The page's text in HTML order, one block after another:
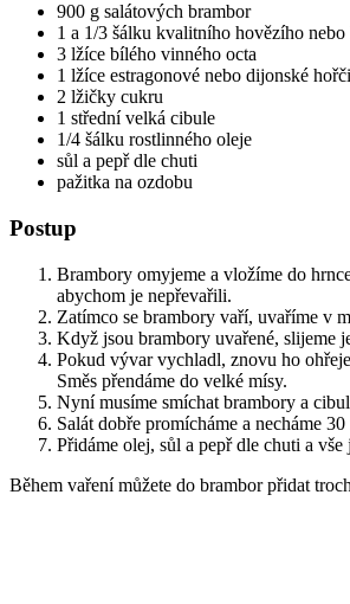
900 g salátových brambor
1 a 1/3 šálku kvalitního hovězího
3 lžíce bílého vinného octa
1 lžíce estragonové nebo dijonské
2 lžičky cukru
1 střední velká cibule
1/4 šálku rostlinného oleje
sůl a pepř dle chuti
pažitka na ozdobu
Postup
Brambory omyjeme a vložíme do
abychom je nepřevařili.
Zatímco se brambory vaří, uvaříme v
Když jsou brambory uvařené, slijeme
Pokud vývar vychladl, znovu ho
Směs přendáme do velké mísy.
Nyní musíme smíchat brambory a
Salát dobře promícháme a necháme
Přidáme olej, sůl a pepř dle chuti a
Během vaření můžete do brambor přidat